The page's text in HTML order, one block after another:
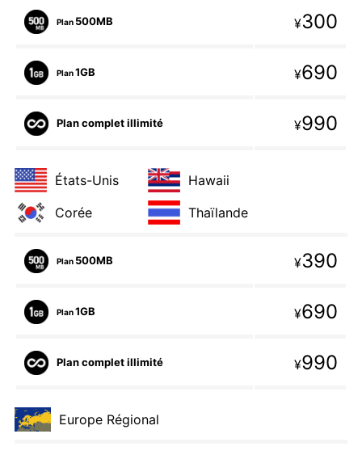
Plan 500MB ¥300
Plan1GB ¥690
Plan complet illimité ¥990
États-Unis
Hawaii
Corée
Thaïlande
Plan 500MB ¥390
Plan1GB ¥690
Plan complet illimité ¥990
Europe Régional